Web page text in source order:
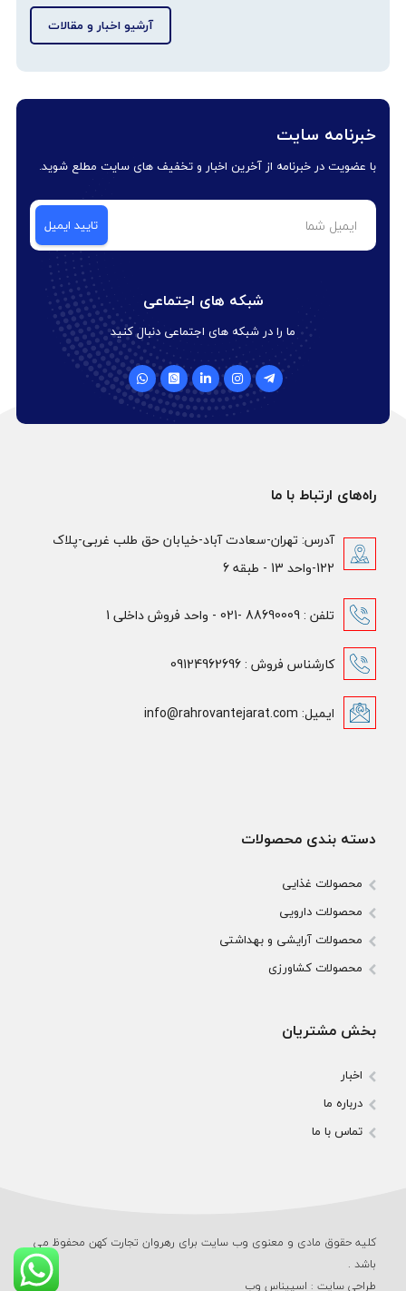
آرشیو اخبار و مقالات
خبرنامه سایت
با عضویت در خبرنامه از آخرین اخبار و تخفیف های سایت مطلع شوید.
شبکه های اجتماعی
ما را در شبکه های اجتماعی دنبال کنید
راه‌های ارتباط با ما
آدرس: تهران-سعادت آباد-خیابان حق طلب غربی-پلاک
122-واحد 13 - طبقه 6
تلفن : 88690009 -021 - واحد فروش داخلی 1
کارشناس فروش : 09124962696
ایمیل: info@rahrovantejarat.com
دسته بندی محصولات
محصولات غذایی
محصولات دارویی
محصولات آرایشی و بهداشتی
محصولات کشاورزی
بخش مشتریان
اخبار
درباره ما
تماس با ما
کلیه حقوق مادی و معنوی وب‌ سایت برای رهروان تجارت کهن محفوظ می‌
باشد .
طراحی سایت: اسپیناس وب